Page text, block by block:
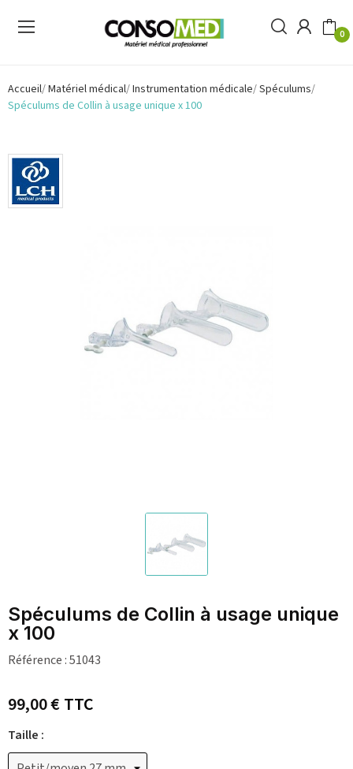
0
Accueil Matériel médical Instrumentation médicale Spéculums
Spéculums de Collin à usage unique x 100
Spéculums de Collin à usage unique
x 100
Référence :51043
99,00 €TTC
Taille :